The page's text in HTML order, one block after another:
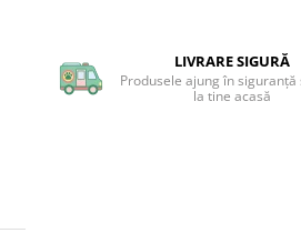
LIVRARE SIGURĂ
Produsele ajung în siguranță
la tine acasă